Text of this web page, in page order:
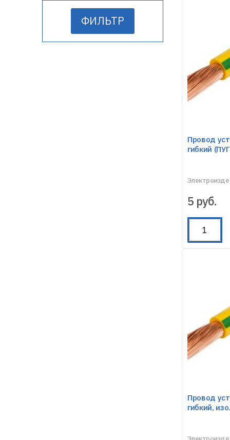
ФИЛЬТР
Провод
гибкий
5 руб.
Провод
гибкий,